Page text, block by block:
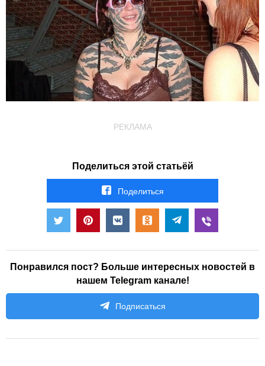
РЕКЛАМА
Поделиться этой статьёй
Поделиться
Понравился пост? Больше интересных новостей в
нашем Telegram канале!
Подписаться